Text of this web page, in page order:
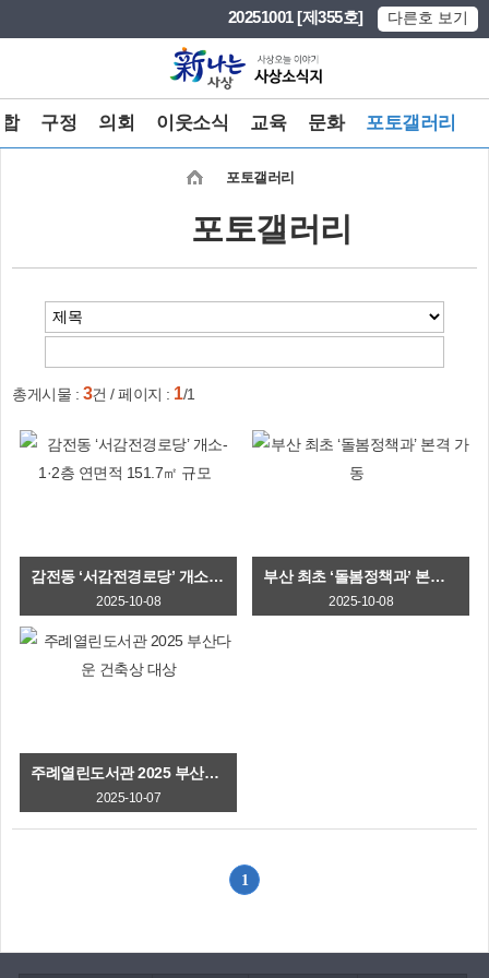
20251001 [제355호] 다른호 보기
구정 의회 이웃소식 교육 문화 포토갤러리
포토갤러리
포토갤러리
총게시물 : 3건 / 페이지 : 1/1
감전동 ‘서감전경로당’ 개소- 1·2층 연면적 151.7㎡ 규모
2025-10-08
부산 최초 ‘돌봄정책과’ 본격 가동
2025-10-08
주례열린도서관 2025 부산다운 건축상 대상
2025-10-07
1